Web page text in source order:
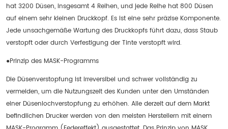
hat 3200 Düsen, insgesamt 4 Reihen, und jede Reihe hat 800 Düsen
auf einem sehr kleinen Druckkopf. Es ist eine sehr präzise Komponente.
Jede unsachgemäße Wartung des Druckkopfs führt dazu, dass Staub
verstopft oder durch Verfestigung der Tinte verstopft wird.
●Prinzip des MASK-Programms
Die Düsenverstopfung ist irreversibel und schwer vollständig zu
vermeiden, um die Nutzungszeit des Kunden unter den Umständen
einer Düsenlochverstopfung zu erhöhen. Alle derzeit auf dem Markt
befindlichen Drucker werden von den meisten Herstellern mit einem